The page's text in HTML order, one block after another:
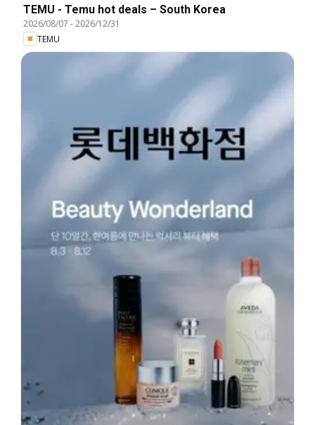
TEMU - Temu hot deals – South Korea
2026/08/07 -2026/12/31
TEMU